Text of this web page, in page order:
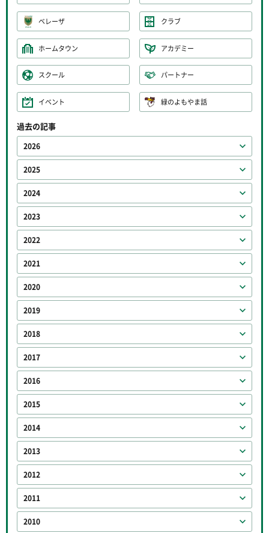
ベレーザ クラブ
ホームタウン アカデミー
スクール パートナー
イベント 緑のよもやま話
過去の記事
2026
2025
2024
2023
2022
2021
2020
2019
2018
2017
2016
2015
2014
2013
2012
2011
2010